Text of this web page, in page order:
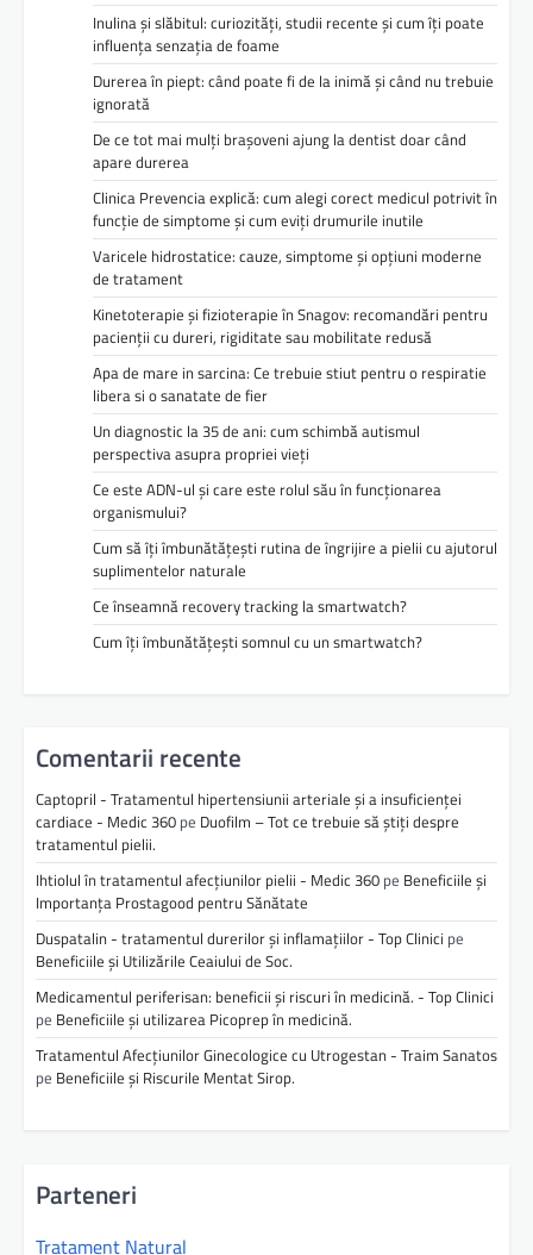
Inulina și slăbitul: curiozități, studii recente și cum îți poate
influența senzația de foame
Durerea în piept: când poate fi de la inimă și când nu trebuie
ignorată
De ce tot mai mulți brașoveni ajung la dentist doar când
apare durerea
Clinica Prevencia explică: cum alegi corect medicul potrivit în
funcție de simptome și cum eviți drumurile inutile
Varicele hidrostatice: cauze, simptome și opțiuni moderne
de tratament
Kinetoterapie și fizioterapie în Snagov: recomandări pentru
pacienții cu dureri, rigiditate sau mobilitate redusă
Apa de mare in sarcina: Ce trebuie stiut pentru o respiratie
libera si o sanatate de fier
Un diagnostic la 35 de ani: cum schimbă autismul
perspectiva asupra propriei vieți
Ce este ADN-ul și care este rolul său în funcționarea
organismului?
Cum să îți îmbunătățești rutina de îngrijire a pielii cu ajutorul
suplimentelor naturale
Ce înseamnă recovery tracking la smartwatch?
Cum îți îmbunătățești somnul cu un smartwatch?
Comentarii recente
Captopril - Tratamentul hipertensiunii arteriale și a insuficienței
cardiace - Medic 360 pe Duofilm – Tot ce trebuie să știți despre
tratamentul pielii.
Ihtiolul în tratamentul afecțiunilor pielii - Medic 360 pe Beneficiile și
Importanța Prostagood pentru Sănătate
Duspatalin - tratamentul durerilor și inflamațiilor - Top Clinici pe
Beneficiile și Utilizările Ceaiului de Soc.
Medicamentul periferisan: beneficii și riscuri în medicină. - Top Clinici
pe Beneficiile și utilizarea Picoprep în medicină.
Tratamentul Afecțiunilor Ginecologice cu Utrogestan - Traim Sanatos
pe Beneficiile și Riscurile Mentat Sirop.
Parteneri
Tratament Natural